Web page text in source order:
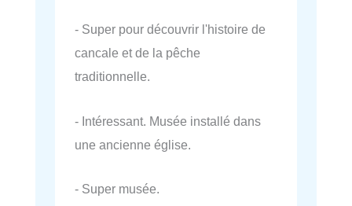
- Super pour découvrir l'histoire de
cancale et de la pêche
traditionnelle.
- Intéressant. Musée installé dans
une ancienne église.
- Super musée.